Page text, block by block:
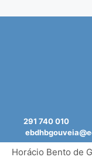
291 740
Horácio Bento de